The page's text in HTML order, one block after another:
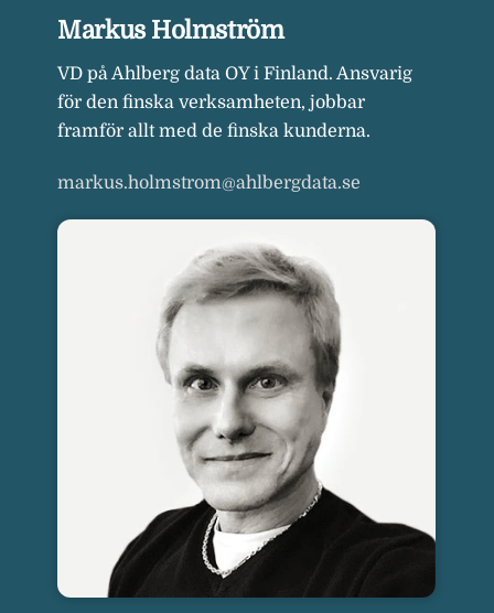
Markus Holmström
VD på Ahlberg data OY i Finland. Ansvarig
för den finska verksamheten, jobbar
framför allt med de finska kunderna.
markus.holmstrom@ahlbergdata.se